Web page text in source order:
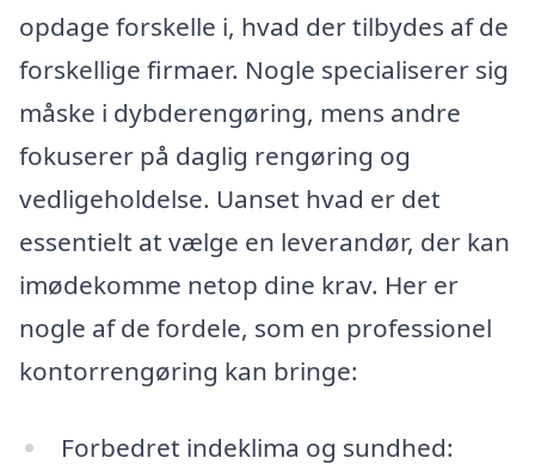
opdage forskelle i, hvad der tilbydes af de
forskellige firmaer. Nogle specialiserer sig
måske i dybderengøring, mens andre
fokuserer på daglig rengøring og
vedligeholdelse. Uanset hvad er det
essentielt at vælge en leverandør, der kan
imødekomme netop dine krav. Her er
nogle af de fordele, som en professionel
kontorrengøring kan bringe:
Forbedret indeklima og sundhed: